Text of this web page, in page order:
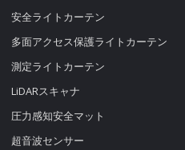
安全ライトカーテン
多面アクセス保護ライトカーテン
測定ライトカーテン
LiDARスキャナ
圧力感知安全マット
超音波センサー